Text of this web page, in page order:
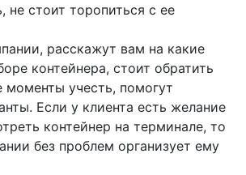
не стоит торопиться с ее
расскажут вам на какие
контейнера, стоит обратить
моменты учесть, помогут
Если у клиента есть желание
контейнер на терминале, то
без проблем организует ему